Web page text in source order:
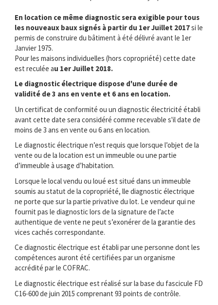
En location ce même diagnostic sera exigible pour tous
les nouveaux baux signés à partir du 1er Juillet 2017si le
permis de construire du bâtiment à été délivré avant le 1er
Janvier 1975.
Pour les maisons individuelles (hors copropriété) cette date
est reculée au 1er Juillet 2018.
Le diagnostic électrique dispose d'une durée de
validité de 3 ans en vente et 6 ans en location.
Un certificat de conformité ou un diagnostic électricité établi
avant cette date sera considéré comme recevable s'il date de
moins de 3 ans en vente ou 6 ans en location.
Le diagnostic électrique n’est requis que lorsque l’objet de la
vente ou de la location est un immeuble ou une partie
d’immeuble à usage d’habitation.
Lorsque le local vendu ou loué est situé dans un immeuble
soumis au statut de la copropriété, lle diagnostic électrique
ne porte que sur la partie privative du lot. Le vendeur qui ne
fournit pas le diagnostic lors de la signature de l’acte
authentique de vente ne peut s’exonérer de la garantie des
vices cachés correspondante.
Ce diagnostic électrique est établi par une personne dont les
compétences auront été certifiées par un organisme
accrédité par le COFRAC.
Le diagnostic électrique est réalisé sur la base du fascicule FD
C16-600 de juin 2015 comprenant 93 points de contrôle.